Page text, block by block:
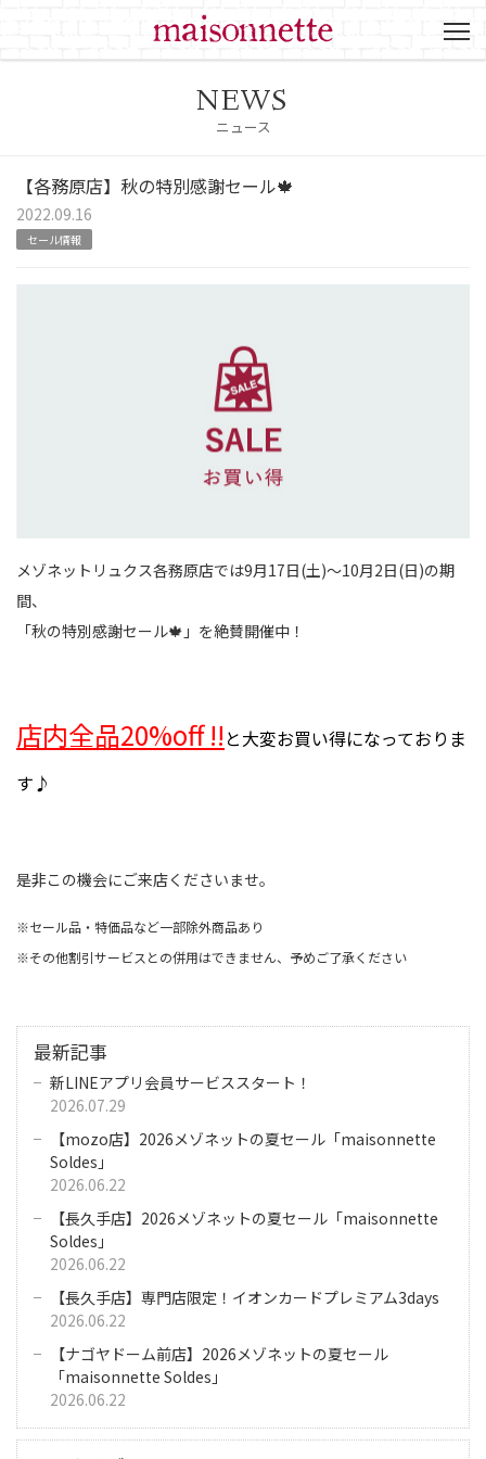
NEWS
ニュース
【各務原店】秋の特別感謝セール🍁
2022.09.16
セール情報
メゾネットリュクス各務原店では9月17日(土)～10月2日(日)の期
間、
「秋の特別感謝セール🍁」を絶賛開催中！
店内全品20%off !! と大変お買い得になっておりま
す♪
是非この機会にご来店くださいませ。
※セール品・特価品など一部除外商品あり
※その他割引サービスとの併用はできません、予めご了承ください
最新記事
新LINEアプリ会員サービススタート！
2026.07.29
【mozo店】2026メゾネットの夏セール「maisonnette
Soldes」
2026.06.22
【長久手店】2026メゾネットの夏セール「maisonnette
Soldes」
2026.06.22
【長久手店】専門店限定！イオンカードプレミアム3days
2026.06.22
【ナゴヤドーム前店】2026メゾネットの夏セール
「maisonnette Soldes」
2026.06.22